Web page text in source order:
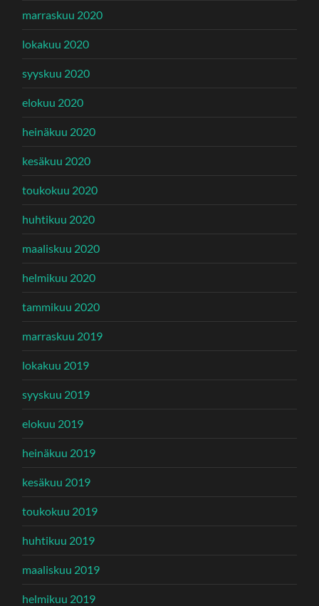
marraskuu 2020
lokakuu 2020
syyskuu 2020
elokuu 2020
heinäkuu 2020
kesäkuu 2020
toukokuu 2020
huhtikuu 2020
maaliskuu 2020
helmikuu 2020
tammikuu 2020
marraskuu 2019
lokakuu 2019
syyskuu 2019
elokuu 2019
heinäkuu 2019
kesäkuu 2019
toukokuu 2019
huhtikuu 2019
maaliskuu 2019
helmikuu 2019